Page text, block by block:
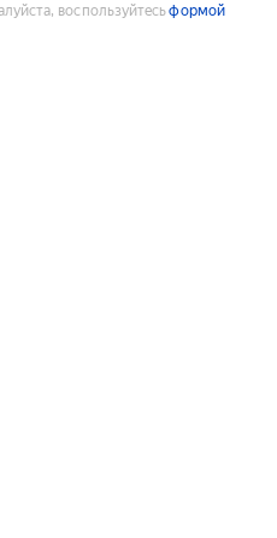
воспользуйтесьформой